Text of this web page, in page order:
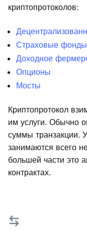
криптопротоколов:
Страховые фонды
Доходное
Опционы
Мосты
Криптопротокол
им услуги. Обычно
суммы транзакции.
занимаются всего
большей части это
контрактах.